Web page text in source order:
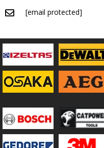
[email protected]